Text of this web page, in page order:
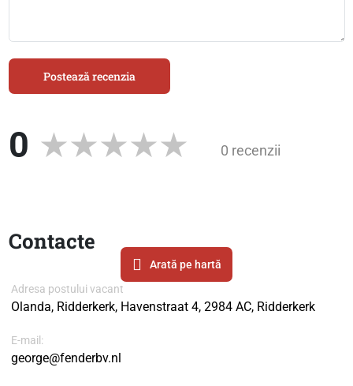
Postează recenzia
0 0 recenzii
Contacte
Arată pe hartă
Adresa postului vacant
Olanda, Ridderkerk, Havenstraat 4, 2984 AC, Ridderkerk
E-mail:
george@fenderbv.nl